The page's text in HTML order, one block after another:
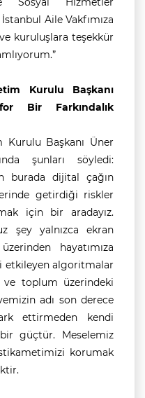
Aile Vakfımıza
kuruluşlara teşekkür
Kurulu Başkanı
Bir Farkındalık
Kurulu Başkanı Üner
şunları söyledi:
burada dijital çağın
getirdiği riskler
için bir aradayız.
şey yalnızca ekran
hayatımıza
etkileyen algoritmalar
ve toplum üzerindeki
adı son derece
ettirmeden kendi
güçtür. Meselemiz
korumak